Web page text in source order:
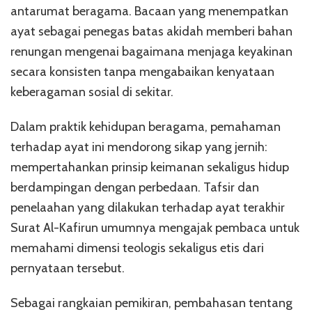
antarumat beragama. Bacaan yang menempatkan
ayat sebagai penegas batas akidah memberi bahan
renungan mengenai bagaimana menjaga keyakinan
secara konsisten tanpa mengabaikan kenyataan
keberagaman sosial di sekitar.
Dalam praktik kehidupan beragama, pemahaman
terhadap ayat ini mendorong sikap yang jernih:
mempertahankan prinsip keimanan sekaligus hidup
berdampingan dengan perbedaan. Tafsir dan
penelaahan yang dilakukan terhadap ayat terakhir
Surat Al-Kafirun umumnya mengajak pembaca untuk
memahami dimensi teologis sekaligus etis dari
pernyataan tersebut.
Sebagai rangkaian pemikiran, pembahasan tentang